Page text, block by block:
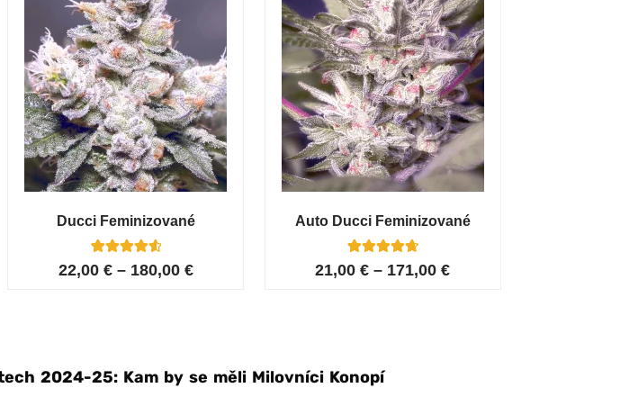
Ducci Feminizované
Hodnoceno
4.67
6
22,00 € – 180,00 €
Auto Ducci Feminizované
Hodnoceno
4.75
4
21,00€ – 171,00€
2024-25: Kam by se měli Milovníci Konopí